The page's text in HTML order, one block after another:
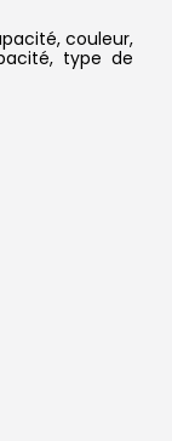
couleur,
type de